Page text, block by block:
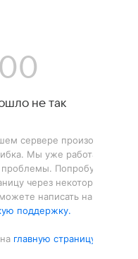
не так
сервере произошла
Мы уже работаем
Попробуйте
через некоторое
написать нам
поддержку.
главную страницу.